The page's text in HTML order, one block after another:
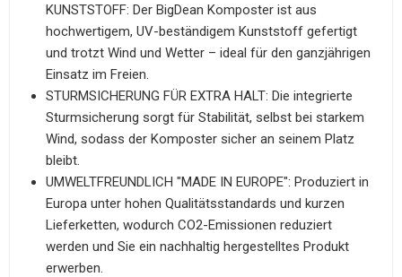
KUNSTSTOFF: Der BigDean Komposter ist aus
hochwertigem, UV-beständigem Kunststoff gefertigt
und trotzt Wind und Wetter – ideal für den ganzjährigen
Einsatz im Freien.
STURMSICHERUNG FÜR EXTRA HALT: Die integrierte
Sturmsicherung sorgt für Stabilität, selbst bei starkem
Wind, sodass der Komposter sicher an seinem Platz
bleibt.
UMWELTFREUNDLICH "MADE IN EUROPE": Produziert in
Europa unter hohen Qualitätsstandards und kurzen
Lieferketten, wodurch CO2-Emissionen reduziert
werden und Sie ein nachhaltig hergestelltes Produkt
erwerben.